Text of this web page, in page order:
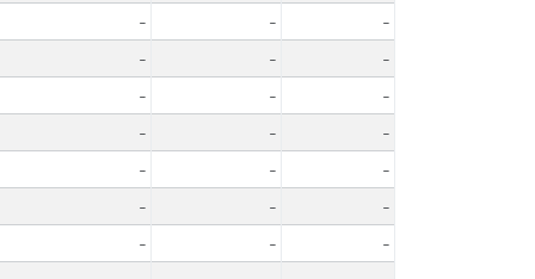
- -
-
- -
-
- -
-
- -
-
- -
-
- -
-
- -
-